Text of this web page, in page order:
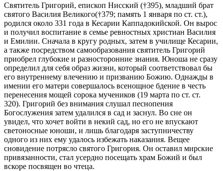
Святитель Григорий, епископ Нисский (†395), младший брат
святого Василия Великого(†379; память 1 января по ст. ст.),
родился около 331 года в Кесарии Каппадокийской. Он вырос
и получил воспитание в семье ревностных христиан Василия
и Емилии. Сначала в кругу родных, затем в училище Кесарии,
а также посредством самообразования святитель Григорий
приобрел глубокие и разносторонние знания. Юноша не сразу
определил для себя образ жизни, который соответствовал бы
его внутреннему влечению и призванию Божию. Однажды в
имении его матери совершалось всенощное бдение в честь
перенесения мощей сорока мучеников (19 марта по ст. ст.
320). Григорий без внимания слушал песнопения
Богослужения затем удалился в сад и заснул. Во сне он
увидел, что хочет войти в некий сад, но его не впускают
светоносные юноши, и лишь благодаря заступничеству
одного из них ему удалось избежать наказания. Вещее
сновидение потрясло святого Григория. Он оставил мирские
привязанности, стал усердно посещать храм Божий и был
вскоре посвящен во чтеца.